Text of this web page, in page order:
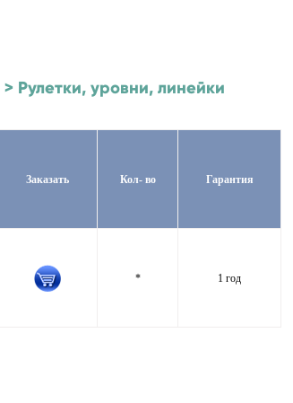
Рулетки, уровни, линейки
Заказать Кол- во Гарантия
* 1 год